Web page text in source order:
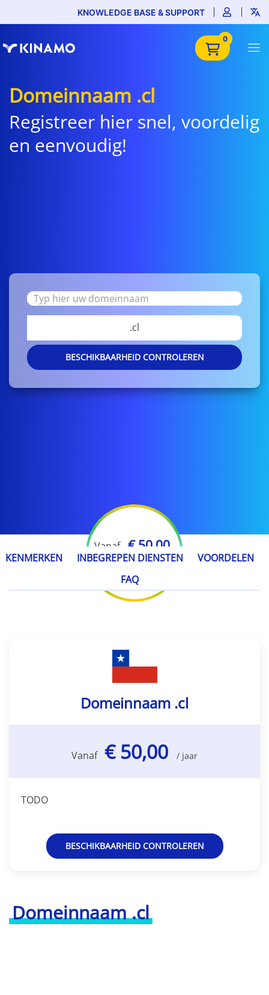
KNOWLEDGE BASE & SUPPORT
0
Domeinnaam .cl
Registreer hier snel, voordelig
en eenvoudig!
.cl
BESCHIKBAARHEID CONTROLEREN
Vanaf € 50,00
/ jaar
KENMERKEN INBEGREPEN DIENSTEN
VOORDELEN
FAQ
Domeinnaam .cl
Domeinnaam .cl
Vanaf € 50,00 / jaar
TODO
BESCHIKBAARHEID CONTROLEREN